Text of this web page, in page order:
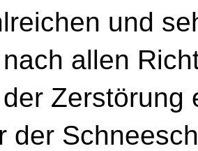
und
allen
Zerstörung
der